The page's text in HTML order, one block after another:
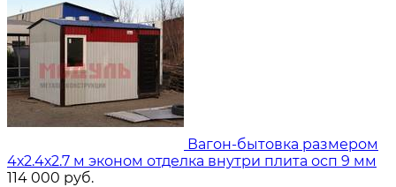
Вагон-бытовка размером
4х2.4х2.7 м эконом отделка внутри плита осп 9 мм
114 000 руб.